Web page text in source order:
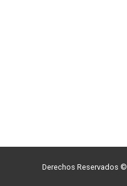
Derechos Reservados ©